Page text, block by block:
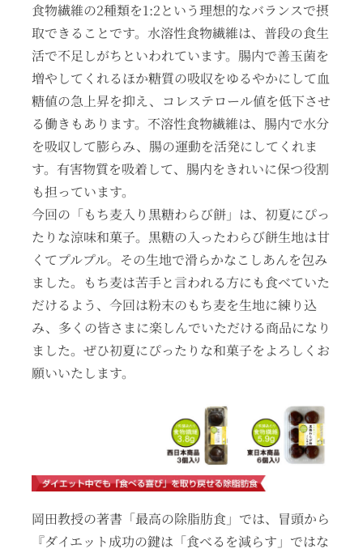
食物繊維の2種類を1:2という理想的なバランスで摂
取できることです。水溶性食物繊維は、普段の食生
活で不足しがちといわれています。腸内で善玉菌を
増やしてくれるほか糖質の吸収をゆるやかにして血
糖値の急上昇を抑え、コレステロール値を低下させ
る働きもあります。不溶性食物繊維は、腸内で水分
を吸収して膨らみ、腸の運動を活発にしてくれま
す。有害物質を吸着して、腸内をきれいに保つ役割
も担っています。
今回の「もち麦入り黒糖わらび餅」は、初夏にぴっ
たりな涼味和菓子。黒糖の入ったわらび餅生地は甘
くてプルプル。その生地で滑らかなこしあんを包み
ました。もち麦は苦手と言われる方にも食べていた
だけるよう、今回は粉末のもち麦を生地に練り込
み、多くの皆さまに楽しんでいただける商品になり
ました。ぜひ初夏にぴったりな和菓子をよろしくお
願いいたします。
岡田教授の著書「最高の除脂肪食」では、冒頭から
『ダイエット成功の鍵は「食べるを減らす」ではな